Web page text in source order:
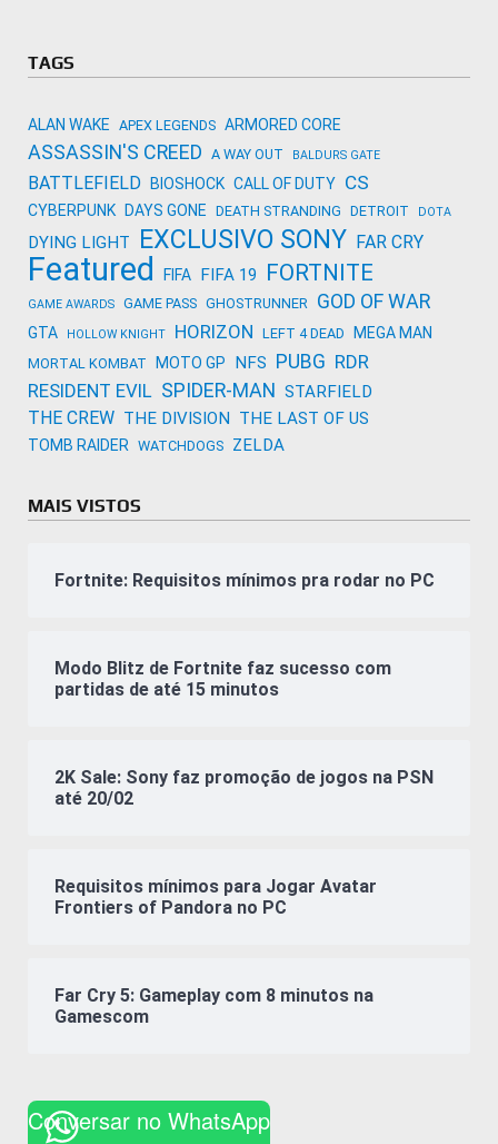
TAGS
ALAN WAKE APEX LEGENDS ARMORED CORE
ASSASSIN'S CREED A WAY OUT BALDURS GATE
BATTLEFIELD BIOSHOCK CALL OF DUTY CS
CYBERPUNK DAYS GONE DEATH STRANDING DETROIT DOTA
DYING LIGHT EXCLUSIVO SONY FAR CRY
Featured FIFA FIFA 19 FORTNITE
GAME AWARDS GAME PASS GHOSTRUNNER GOD OF WAR
GTA HOLLOW KNIGHT HORIZON LEFT 4 DEAD MEGA MAN
MORTAL KOMBAT MOTO GP NFS PUBG RDR
RESIDENT EVIL SPIDER-MAN STARFIELD
THE CREW THE DIVISION THE LAST OF US
TOMB RAIDER WATCHDOGS ZELDA
MAIS VISTOS
Fortnite: Requisitos mínimos pra rodar no PC
Modo Blitz de Fortnite faz sucesso com
partidas de até 15 minutos
2K Sale: Sony faz promoção de jogos na PSN
até 20/02
Requisitos mínimos para Jogar Avatar
Frontiers of Pandora no PC
Far Cry 5: Gameplay com 8 minutos na
Gamescom
Conversar no WhatsApp